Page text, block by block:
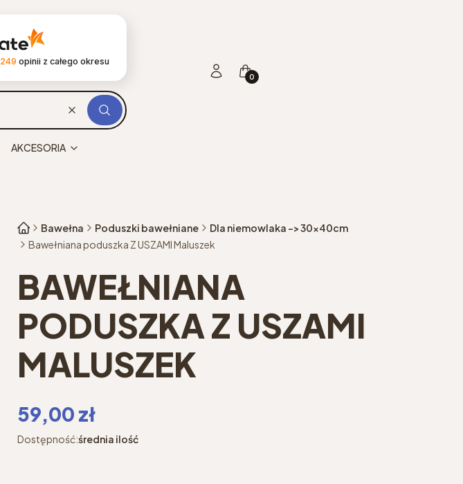
249 opinii z całego okresu
WyczyśćSzukaj
Zaloguj sięProdukty w koszyku: 0. Zobacz szczegóły
Koszyk
AKCESORIA
Bawełna Poduszki bawełniane
Dla niemowlaka -> 30x40cm
Bawełniana poduszka Z USZAMI Maluszek
BAWEŁNIANA
PODUSZKA Z USZAMI
MALUSZEK
Cena
59,00 zł
Dostępność:średnia ilość